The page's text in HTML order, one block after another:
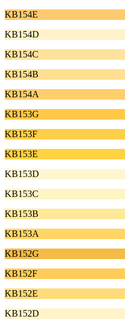
KB154E
KB154D
KB154C
KB154B
KB154A
KB153G
KB153F
KB153E
KB153D
KB153C
KB153B
KB153A
KB152G
KB152F
KB152E
KB152D